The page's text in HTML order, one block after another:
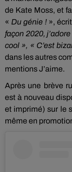
de Kate Moss, et
« Du génie ! »,
façon 2020,
cool », « C’est
dans les autres
mentions J’aime.
Après une brève
est à nouveau
et imprimé) sur le
même en